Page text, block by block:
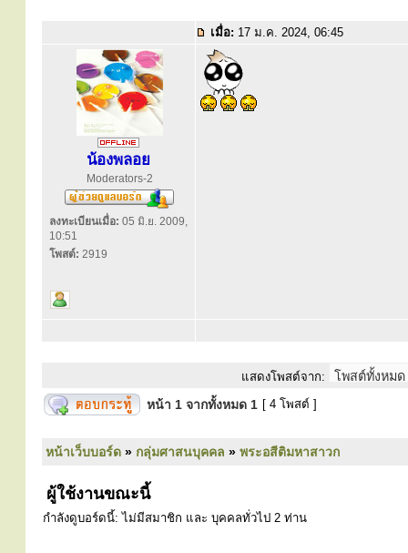
เมื่อ: 17 ม.ค. 2024, 06:45
น้องพลอย
Moderators-2
ลงทะเบียนเมื่อ: 05 มิ.ย. 2009,
10:51
โพสต์: 2919
แสดงโพสต์จาก:
หน้า 1 จากทั้งหมด 1 [ 4 โพสต์ ]
หน้าเว็บบอร์ด » กลุ่มศาสนบุคคล » พระอสีติมหาสาวก
ผู้ใช้งานขณะนี้
กำลังดูบอร์ดนี้: ไม่มีสมาชิก และ บุคคลทั่วไป 2 ท่าน